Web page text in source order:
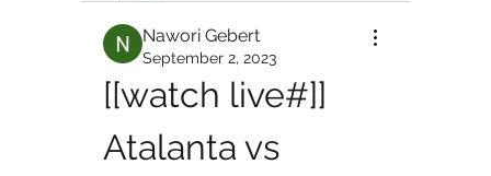
Nawori Gebert
September 2, 2023
[[watch live#]]
Atalanta vs